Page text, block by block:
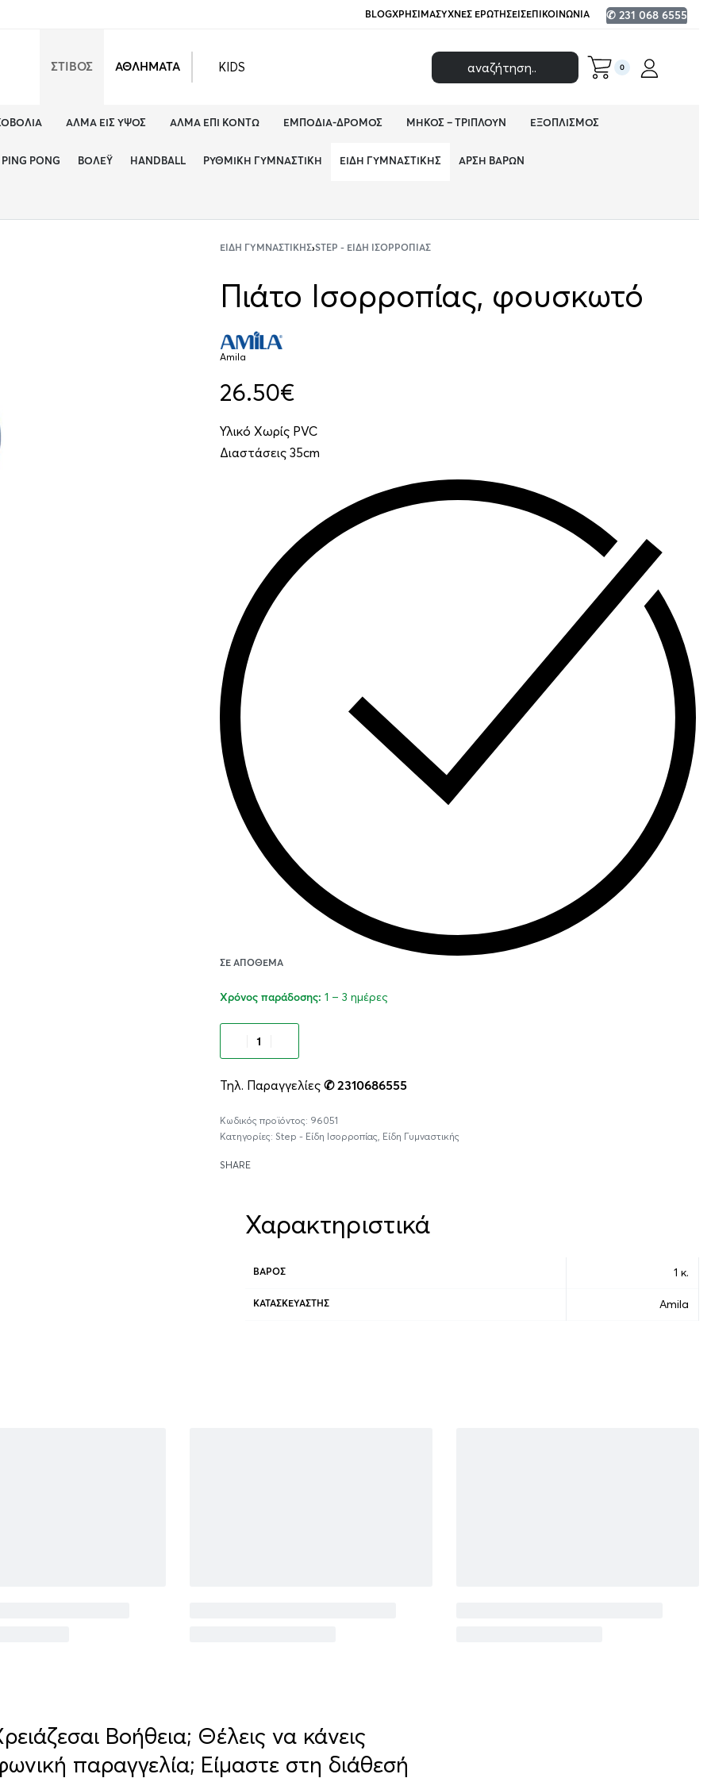
BLOGΧΡΉΣΙΜΑΣΥΧΝΈΣ ΕΡΩΤΉΣΕΙΣΕΠΙΚΟΙΝΩΝΊΑ ✆ 231 068 6555
ΣΤΙΒΟΣ ΑΘΛΗΜΑΤΑ KIDS 0
ΆΛΜΑ ΕΙΣ ΎΨΟΣ ΆΛΜΑ ΕΠΊ ΚΟΝΤΏ ΕΜΠΌΔΙΑ-ΔΡΌΜΟΣ ΜΉΚΟΣ – ΤΡΙΠΛΟΎΝ ΕΞΟΠΛΙΣΜΌΣ
PING PONG ΒΌΛΕΫ HANDBALL ΡΥΘΜΙΚΉ ΓΥΜΝΑΣΤΙΚΉ ΕΊΔΗ ΓΥΜΝΑΣΤΙΚΉΣ ΆΡΣΗ ΒΑΡΏΝ
ΕΊΔΗ ΓΥΜΝΑΣΤΙΚΉΣ›STEP - ΕΊΔΗ ΙΣΟΡΡΟΠΊΑΣ
Πιάτο Ισορροπίας, φουσκωτό
Amila
26.50€
Υλικό Χωρίς PVC
Διαστάσεις 35cm
ΣΕ ΑΠΌΘΕΜΑ
Χρόνος παράδοσης: 1 – 3 ημέρες
Τηλ. Παραγγελίες ✆ 2310686555
96051
Κατηγορίες: Step - Είδη Ισορροπίας, Είδη Γυμναστικής
SHARE
Χαρακτηριστικά
ΒΆΡΟΣ 1 κ.
ΚΑΤΑΣΚΕΥΑΣΤΉΣ Amila
Βοήθεια; Θέλεις να κάνεις
παραγγελία; Είμαστε στη διάθεσή